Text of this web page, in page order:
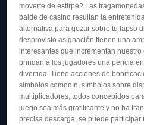
moverte de estirpe? Las
balde de casino resultan la entretenida
alternativa para gozar sobre tu lapso
desprovisto asignación tienen una
interesantes que incrementan
brindan a los jugadores una pericia
divertida. Tiene acciones de
símbolos comodín, símbolos sobre
multiplicadores, todos concebidos
juego sea más gratificante y no ha
precisa descarga, se puede participar